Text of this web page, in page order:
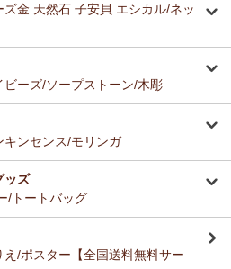
ズ金 天然石 子安貝 エシカル/ネッ
ーズ/ソープストーン/木彫
キンセンス/モリンガ
ッズ
/トートバッグ
/ポスター【全国送料無料サー